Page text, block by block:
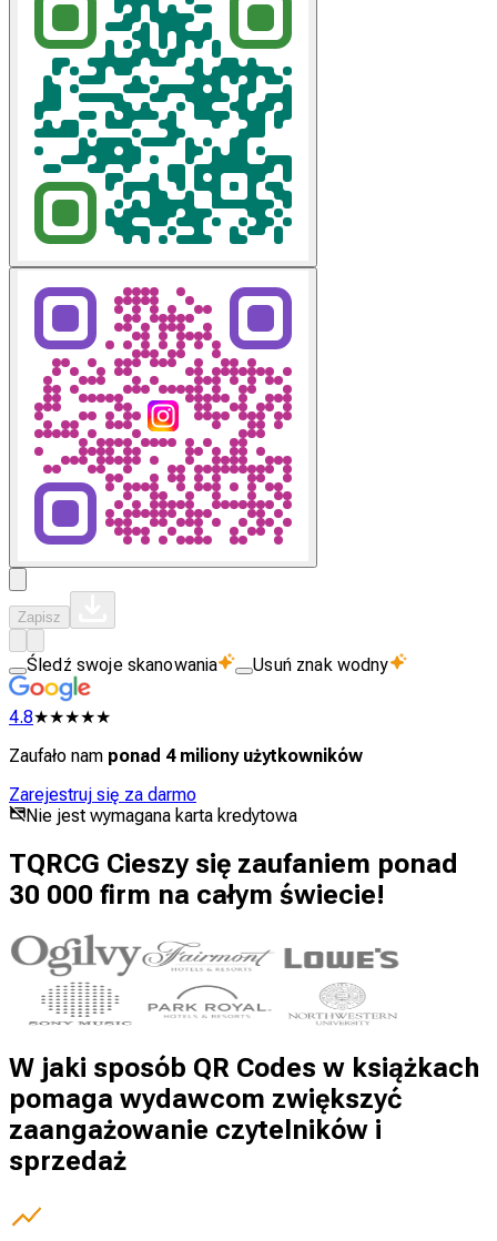
Zapisz
Śledź swoje skanowania Usuń znak wodny
4.8★★★★★
Zaufało nam ponad 4 miliony użytkowników
Zarejestruj się za darmo
Nie jest wymagana karta kredytowa
TQRCG Cieszy się zaufaniem ponad
30 000 firm na całym świecie!
W jaki sposób QR Codes w książkach
pomaga wydawcom zwiększyć
zaangażowanie czytelników i
sprzedaż